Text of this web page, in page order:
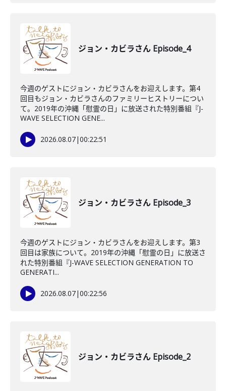
ジョン・カビラさん Episode_4
今週のゲストにジョン・カビラさんをお迎えします。第4
回目もジョン・カビラさんのファミリーヒストリーについ
て。2019年の沖縄「慰霊の日」に放送された特別番組『J-
WAVE SELECTION GENE...
2026.08.07|00:22:51
ジョン・カビラさん Episode_3
今週のゲストにジョン・カビラさんをお迎えします。第3
回目は家族について。2019年の沖縄「慰霊の日」に放送さ
れた特別番組『J-WAVE SELECTION GENERATION TO
GENERATI...
2026.08.07|00:22:56
ジョン・カビラさん Episode_2